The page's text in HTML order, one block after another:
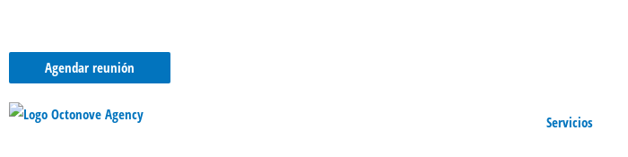
contenidoAgendar reunión
Servicios